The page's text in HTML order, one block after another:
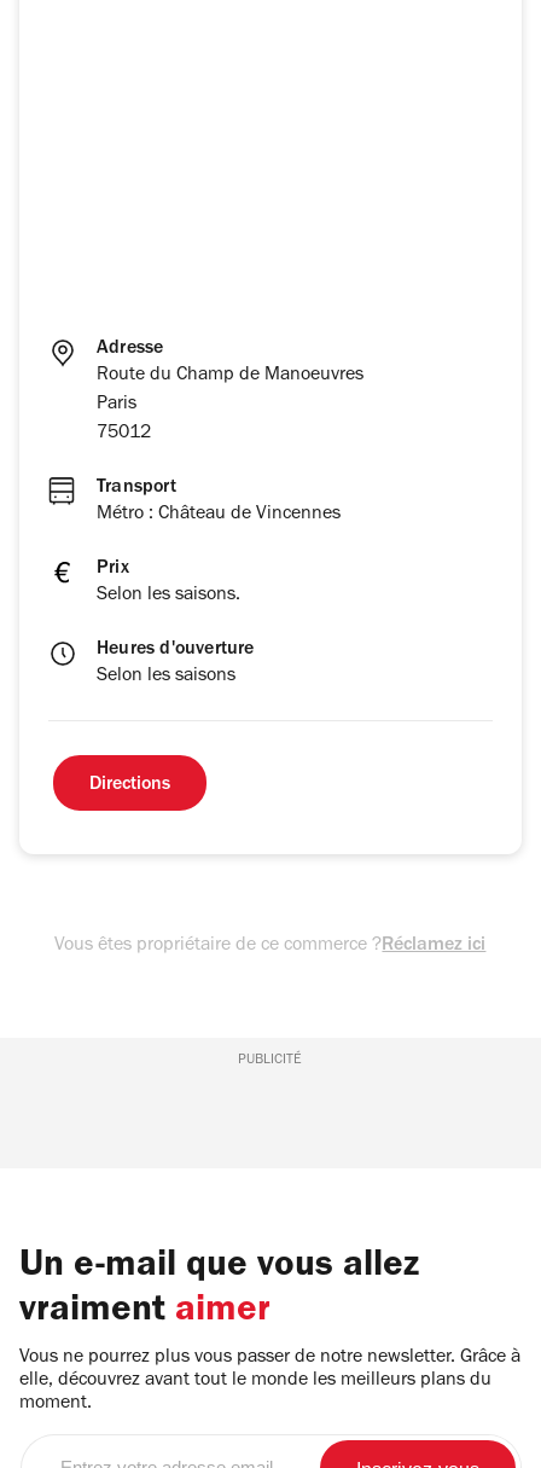
Adresse
Route du Champ de Manoeuvres
Paris
75012
Transport
Métro : Château de Vincennes
Prix
Selon les saisons.
Heures d'ouverture
Selon les saisons
Directions
Vous êtes propriétaire de ce commerce ?Réclamez ici
PUBLICITÉ
Un e-mail que vous allez
vraiment aimer
Vous ne pourrez plus vous passer de notre newsletter. Grâce à
elle, découvrez avant tout le monde les meilleurs plans du
moment.